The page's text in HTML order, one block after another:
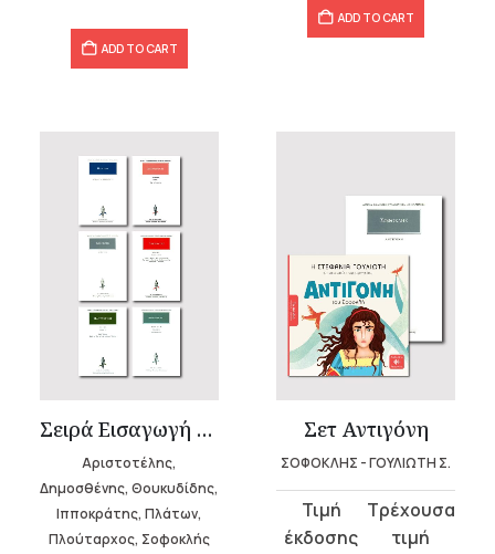
ADD TO CART
ADD TO CART
Σειρά Εισαγωγή στην Αρχαία Ελληνική Γραμματεία (7 τόμοι)
Αριστοτέλης,
Δημοσθένης, Θουκυδίδης,
Ιπποκράτης, Πλάτων,
Πλούταρχος, Σοφοκλής
Σετ Αντιγόνη
ΣΟΦΟΚΛΗΣ - ΓΟΥΛΙΩΤΗ Σ.
Original
price
Current
price